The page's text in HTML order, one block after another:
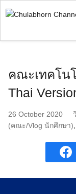
to
for:
คณะเทคโน
Thai
26 October 2020
(คณะ/Vlog นักศึกษา)